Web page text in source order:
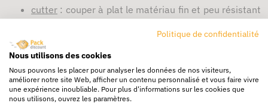
cutter : couper à plat le matériau fin et peu résistant
proprement,
ciseaux : outil incontournable pour de la découpe,
permet d'ouvrir des boites
Retrouvez également nos guides emballages :
Choisissez vos fournitures de bureau à petit prix
Comment organiser son espace de travail ?
Politique de confidentialité
Nous utilisons des cookies
Nous pouvons les placer pour analyser les données de nos visiteurs,
améliorer notre site Web, afficher un contenu personnalisé et vous faire vivre
une expérience inoubliable. Pour plus d'informations sur les cookies que
nous utilisons, ouvrez les paramètres.